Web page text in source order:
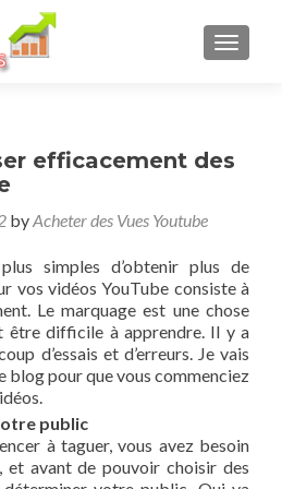
efficacement des
byAcheter des Vues Youtube
simples d’obtenir plus de
vos vidéos YouTube consiste à
Le marquage est une chose
être difficile à apprendre. Il y a
d’essais et d’erreurs. Je vais
blog pour que vous commenciez
public
à taguer, vous avez besoin
et avant de pouvoir choisir des